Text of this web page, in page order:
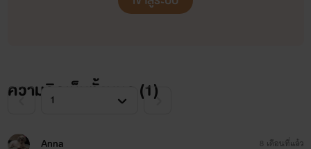
ความคิดเห็นทั้งหมด (1)
Anna 8 เดือนที่แล้ว